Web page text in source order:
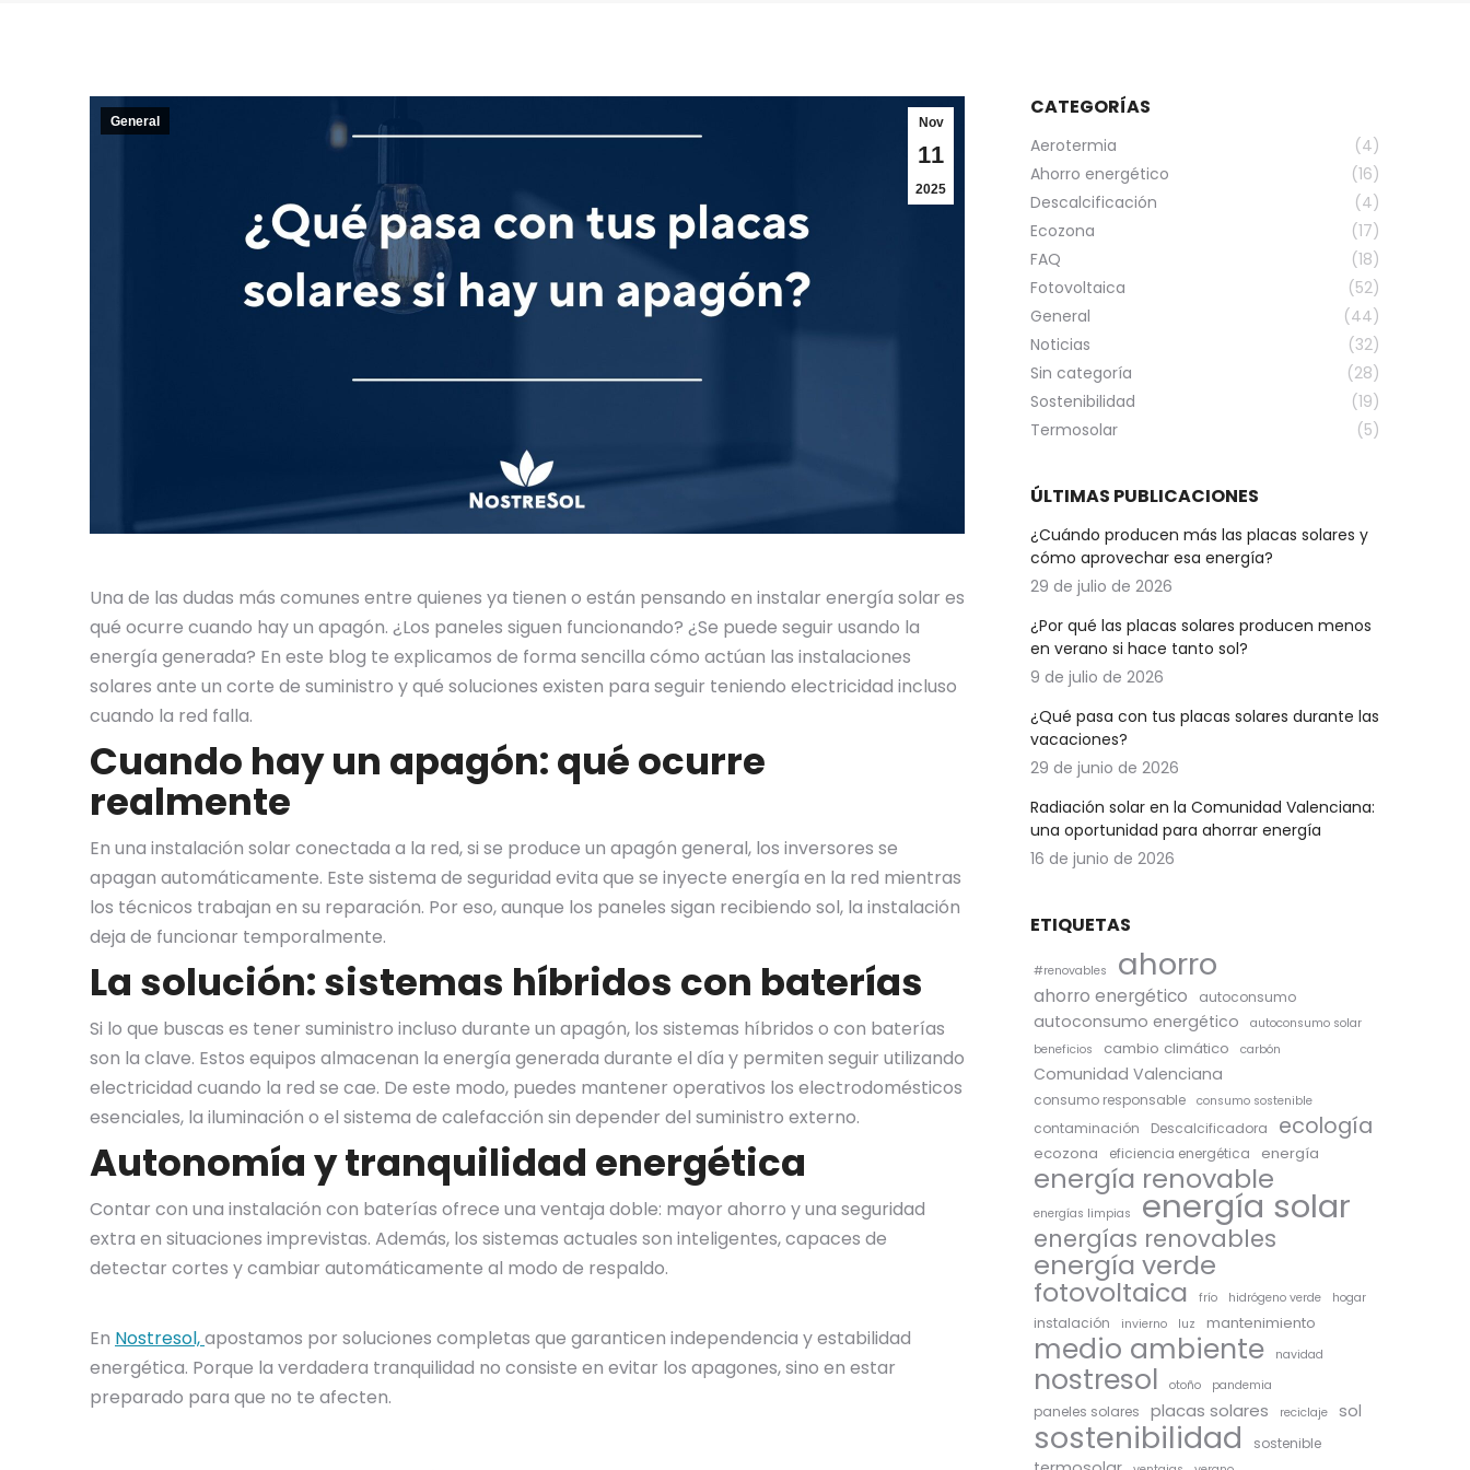
Nov
11
2025
General
Una de las dudas más comunes entre quienes ya tienen o están pensando en instalar energía solar es
qué ocurre cuando hay un apagón. ¿Los paneles siguen funcionando? ¿Se puede seguir usando la
energía generada? En este blog te explicamos de forma sencilla cómo actúan las instalaciones
solares ante un corte de suministro y qué soluciones existen para seguir teniendo electricidad incluso
cuando la red falla.
Cuando hay un apagón: qué ocurre
realmente
En una instalación solar conectada a la red, si se produce un apagón general, los inversores se
apagan automáticamente. Este sistema de seguridad evita que se inyecte energía en la red mientras
los técnicos trabajan en su reparación. Por eso, aunque los paneles sigan recibiendo sol, la instalación
deja de funcionar temporalmente.
La solución: sistemas híbridos con baterías
Si lo que buscas es tener suministro incluso durante un apagón, los sistemas híbridos o con baterías
son la clave. Estos equipos almacenan la energía generada durante el día y permiten seguir utilizando
electricidad cuando la red se cae. De este modo, puedes mantener operativos los electrodomésticos
esenciales, la iluminación o el sistema de calefacción sin depender del suministro externo.
Autonomía y tranquilidad energética
Contar con una instalación con baterías ofrece una ventaja doble: mayor ahorro y una seguridad
extra en situaciones imprevistas. Además, los sistemas actuales son inteligentes, capaces de
detectar cortes y cambiar automáticamente al modo de respaldo.
En Nostresol,apostamos por soluciones completas que garanticen independencia y estabilidad
energética. Porque la verdadera tranquilidad no consiste en evitar los apagones, sino en estar
preparado para que no te afecten.
CATEGORÍAS
Aerotermia
(4)
Ahorro energético
(16)
Descalcificación
(4)
Ecozona
(17)
FAQ
(18)
Fotovoltaica
(52)
General
(44)
Noticias
(32)
Sin categoría
(28)
Sostenibilidad
(19)
Termosolar
(5)
ÚLTIMAS PUBLICACIONES
¿Cuándo producen más las placas solares y
cómo aprovechar esa energía?
29 de julio de 2026
¿Por qué las placas solares producen menos
en verano si hace tanto sol?
9 de julio de 2026
¿Qué pasa con tus placas solares durante las
vacaciones?
29 de junio de 2026
Radiación solar en la Comunidad Valenciana:
una oportunidad para ahorrar energía
16 de junio de 2026
ETIQUETAS
#renovables ahorro
ahorro energético autoconsumo
autoconsumo energético
autoconsumo solar
beneficios
cambio climático carbón
Comunidad Valenciana
consumo responsable consumo sostenible
contaminación Descalcificadora ecología
ecozona eficiencia energética energía
energía renovable
energías limpias energía solar
energías renovables
energía verde
fotovoltaica frío hidrógeno verde hogar
instalación invierno luz mantenimiento
medio ambiente navidad
nostresol otoño pandemia
paneles solares placas solares reciclaje sol
sostenibilidad sostenible